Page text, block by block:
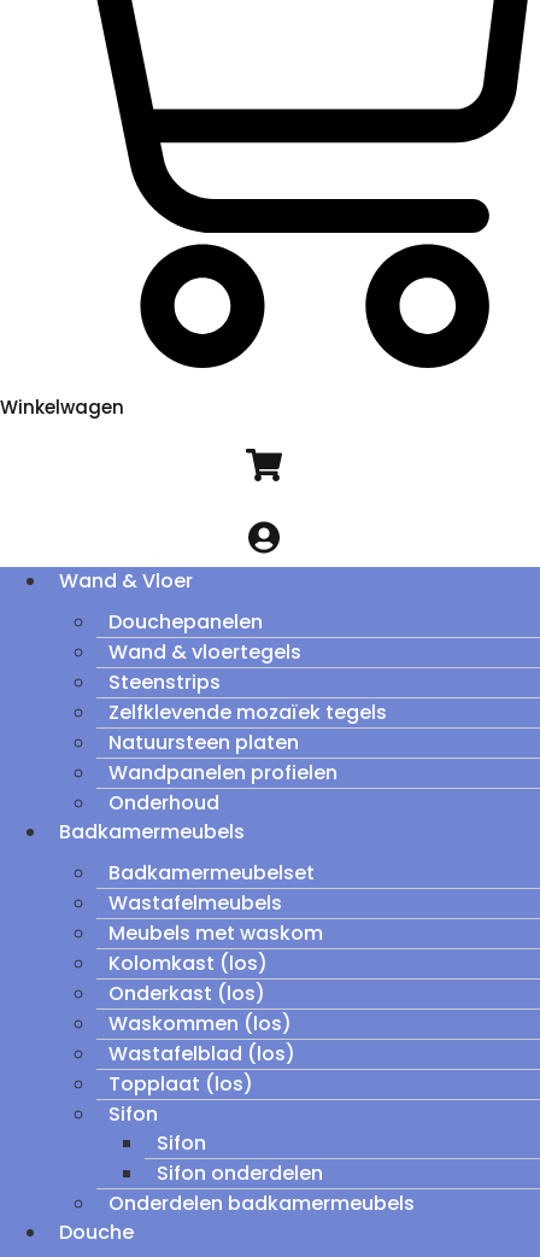
Winkelwagen
Wand & Vloer
Douchepanelen
Wand & vloertegels
Steenstrips
Zelfklevende mozaïek tegels
Natuursteen platen
Wandpanelen profielen
Onderhoud
Badkamermeubels
Badkamermeubelset
Wastafelmeubels
Meubels met waskom
Kolomkast (los)
Onderkast (los)
Waskommen (los)
Wastafelblad (los)
Topplaat (los)
Sifon
Sifon
Sifon onderdelen
Onderdelen badkamermeubels
Douche